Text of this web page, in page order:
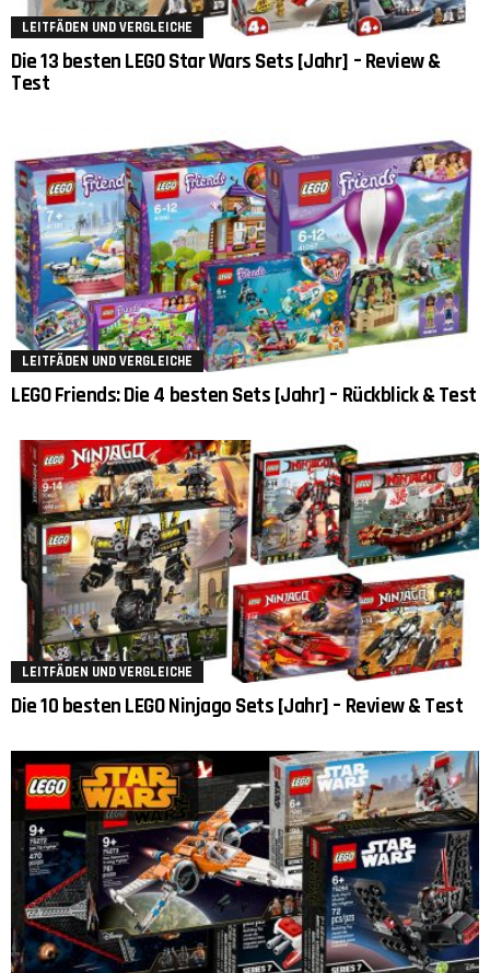
LEITFÄDEN UND VERGLEICHE
Die 13 besten LEGO Star Wars Sets [Jahr] – Review &
Test
LEITFÄDEN UND VERGLEICHE
LEGO Friends: Die 4 besten Sets [Jahr] – Rückblick & Test
LEITFÄDEN UND VERGLEICHE
Die 10 besten LEGO Ninjago Sets [Jahr] – Review & Test